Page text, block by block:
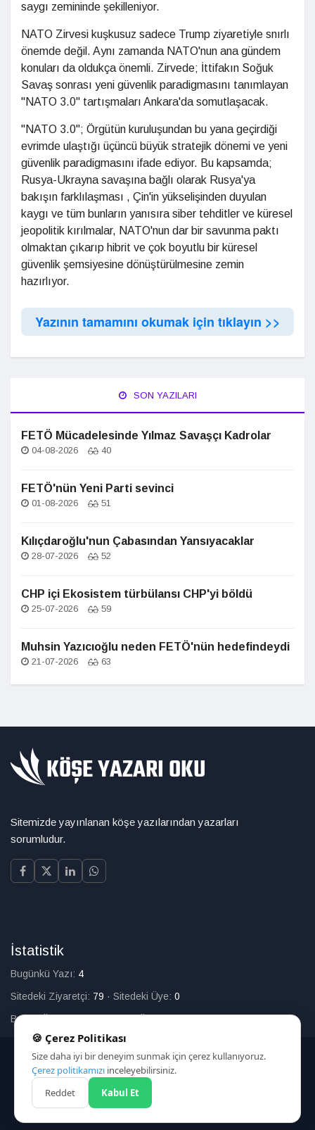
saygı zemininde şekilleniyor.
NATO Zirvesi kuşkusuz sadece Trump ziyaretiyle snırlı
önemde değil. Aynı zamanda NATO'nun ana gündem
konuları da oldukça önemli. Zirvede; İttifakın Soğuk
Savaş sonrası yeni güvenlik paradigmasını tanımlayan
"NATO 3.0" tartışmaları Ankara'da somutlaşacak.
"NATO 3.0"; Örgütün kuruluşundan bu yana geçirdiği
evrimde ulaştığı üçüncü büyük stratejik dönemi ve yeni
güvenlik paradigmasını ifade ediyor. Bu kapsamda;
Rusya-Ukrayna savaşına bağlı olarak Rusya'ya
bakışın farklılaşması , Çin'in yükselişinden duyulan
kaygı ve tüm bunların yanısıra siber tehditler ve küresel
jeopolitik kırılmalar, NATO'nun dar bir savunma paktı
olmaktan çıkarıp hibrit ve çok boyutlu bir küresel
güvenlik şemsiyesine dönüştürülmesine zemin
hazırlıyor.
Yazının tamamını okumak için tıklayın >>
SON YAZILARI
FETÖ Mücadelesinde Yılmaz Savaşçı Kadrolar
04-08-2026 40
FETÖ'nün Yeni Parti sevinci
01-08-2026 51
Kılıçdaroğlu'nun Çabasından Yansıyacaklar
28-07-2026 52
CHP içi Ekosistem türbülansı CHP'yi böldü
25-07-2026 59
Muhsin Yazıcıoğlu neden FETÖ'nün hedefindeydi
21-07-2026 63
Sitemizde yayınlanan köşe yazılarından yazarları
sorumludur.
İstatistik
Bugünkü Yazı: 4
Sitedeki Ziyaretçi: 79 · Sitedeki Üye: 0
Bugün Üye Olan:0·Toplam Üye:226
© 2025
HAKKIMIZDA
ÇEREZ POLİTİKASI
🍪 Çerez Politikası
Size daha iyi bir deneyim sunmak için çerez kullanıyoruz.
Çerez politikamızı inceleyebilirsiniz.
Reddet
Kabul Et